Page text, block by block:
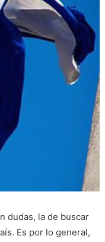
dudas, la de buscar
Es por lo general,